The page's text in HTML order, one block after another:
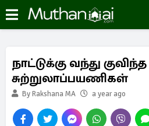
நாட்டுக்கு வந்து குவிந்த
சுற்றுலாப்பயணிகள்
By Rakshana MA a year ago